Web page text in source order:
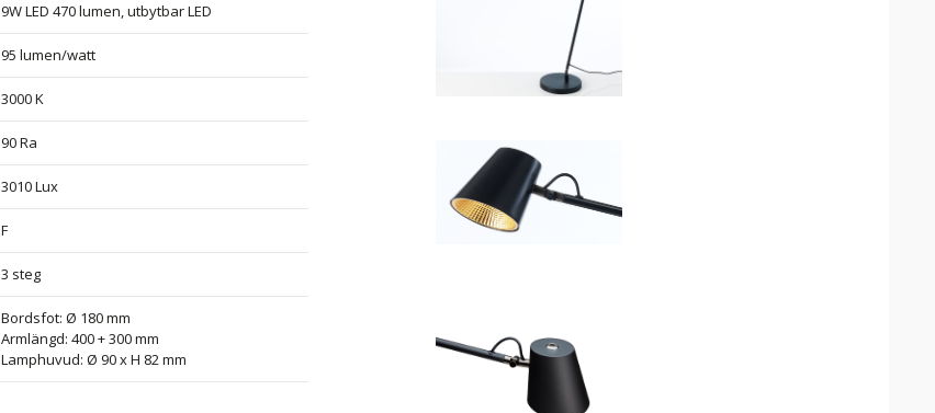
9W LED 470 lumen, utbytbar LED
95 lumen/watt
3000 K
90 Ra
3010 Lux
F
3 steg
Bordsfot: Ø 180 mm
Armlängd: 400 + 300 mm
Lamphuvud: Ø 90 x H 82 mm